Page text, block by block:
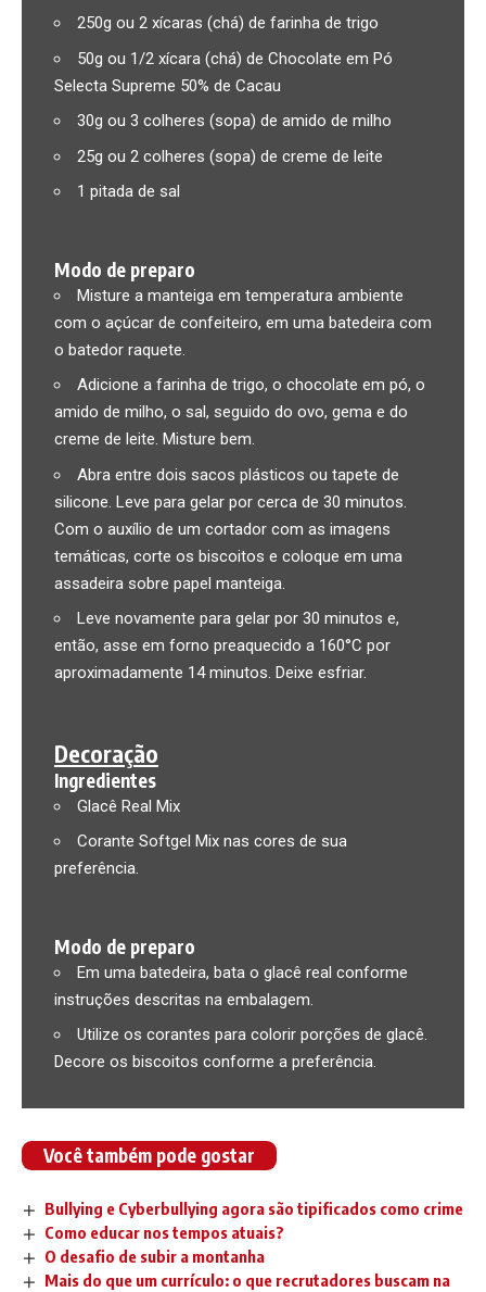
250g ou 2 xícaras (chá) de farinha de trigo
50g ou 1/2 xícara (chá) de Chocolate em Pó
Selecta Supreme 50% de Cacau
30g ou 3 colheres (sopa) de amido de milho
25g ou 2 colheres (sopa) de creme de leite
1 pitada de sal
Modo de preparo
Misture a manteiga em temperatura ambiente
com o açúcar de confeiteiro, em uma batedeira com
o batedor raquete.
Adicione a farinha de trigo, o chocolate em pó, o
amido de milho, o sal, seguido do ovo, gema e do
creme de leite. Misture bem.
Abra entre dois sacos plásticos ou tapete de
silicone. Leve para gelar por cerca de 30 minutos.
Com o auxílio de um cortador com as imagens
temáticas, corte os biscoitos e coloque em uma
assadeira sobre papel manteiga.
Leve novamente para gelar por 30 minutos e,
então, asse em forno preaquecido a 160°C por
aproximadamente 14 minutos. Deixe esfriar.
Decoração
Ingredientes
Glacê Real Mix
Corante Softgel Mix nas cores de sua
preferência.
Modo de preparo
Em uma batedeira, bata o glacê real conforme
instruções descritas na embalagem.
Utilize os corantes para colorir porções de glacê.
Decore os biscoitos conforme a preferência.
Você também pode gostar
Bullying e Cyberbullying agora são tipificados como crime
Como educar nos tempos atuais?
O desafio de subir a montanha
Mais do que um currículo: o que recrutadores buscam na